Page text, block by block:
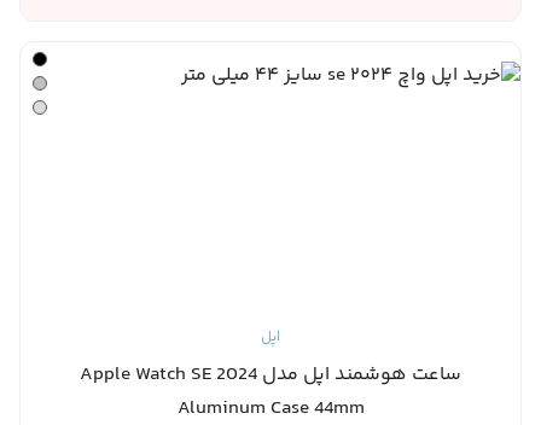
اپل
ساعت هوشمند اپل مدل Apple Watch SE 2024
Aluminum Case 44mm